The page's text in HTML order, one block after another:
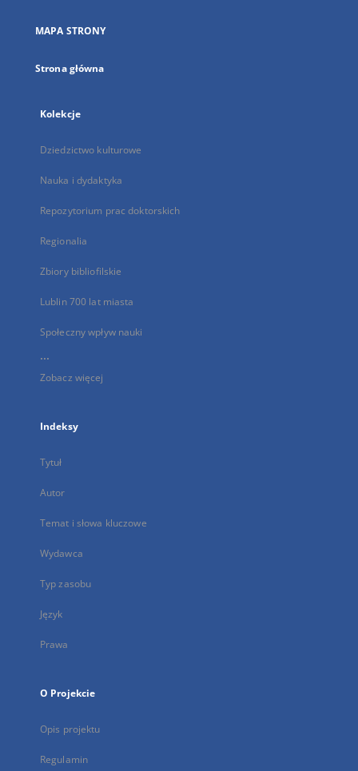
karcie
MAPA STRONY
Strona główna
Kolekcje
Dziedzictwo kulturowe
Nauka i dydaktyka
Repozytorium prac doktorskich
Regionalia
Zbiory bibliofilskie
Lublin 700 lat miasta
Społeczny wpływ nauki
...
Zobacz więcej
Indeksy
Tytuł
Autor
Temat i słowa kluczowe
Wydawca
Typ zasobu
Język
Prawa
O Projekcie
Opis projektu
Regulamin